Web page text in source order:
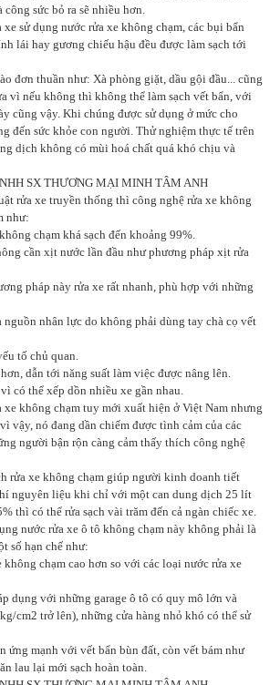
sức bỏ ra sẽ nhiều hơn.
sử dụng nước rửa xe không chạm, các bụi bẩn
lái hay gương chiếu hậu đều được làm sạch tới
đơn thuần như: Xà phòng giặt, dầu gội đầu... cũng
vì nếu không thì không thể làm sạch vết bẩn, với
cũng vậy. Khi chúng được sử dụng ở mức cho
đến sức khỏe con người. Thử nghiệm thực tế trên
dịch không có mùi hoá chất quá khó chịu và
rửa xe truyền thống thì công nghệ rửa xe không
như:
chạm khá sạch đến khoảng 99%.
cần xịt nước lần đầu như phương pháp xịt rửa
pháp này rửa xe rất nhanh, phù hợp với những
nhân lực do không phải dùng tay chà cọ vết
tố chủ quan.
dẫn tới năng suất làm việc được nâng lên.
có thể xếp dồn nhiều xe gần nhau.
xe không chạm tuy mới xuất hiện ở Việt Nam nhưng
vậy, nó đang dần chiếm được tình cảm của các
người bận rộn càng cảm thấy thích công nghệ
rửa xe không chạm giúp người kinh doanh tiết
nguyên liệu khi chỉ với một can dung dịch 25 lít
thì có thể rửa sạch vài trăm đến cả ngàn chiếc xe.
nước rửa xe ô tô không chạm này không phải là
số hạn chế như:
chạm cao hơn so với các loại nước rửa xe
dụng với những garage ô tô có quy mô lớn và
cm2 trở lên), những cửa hàng nhỏ khó có thể sử
ứng mạnh với vết bẩn bùn đất, còn vết bám như
lau lại mới sạch hoàn toàn.